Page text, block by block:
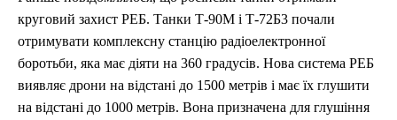
круговий захист РЕБ. Танки Т-90М і Т-72Б3 почали
отримувати комплексну станцію радіоелектронної
боротьби, яка має діяти на 360 градусів. Нова система РЕБ
виявляє дрони на відстані до 1500 метрів і має їх глушити
на відстані до 1000 метрів. Вона призначена для глушіння